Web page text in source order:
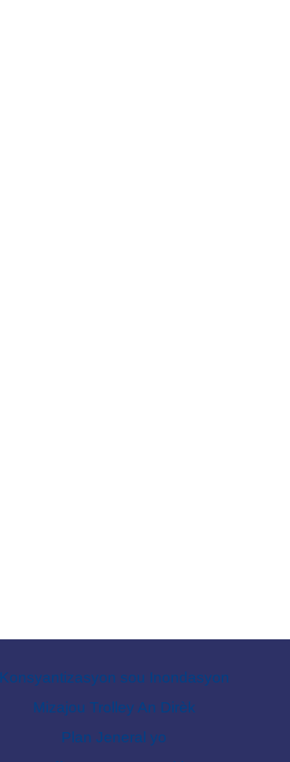
Konsyantizasyon sou Inondasyon
Mizajou Trolley An Dirèk
Plan Jeneral yo